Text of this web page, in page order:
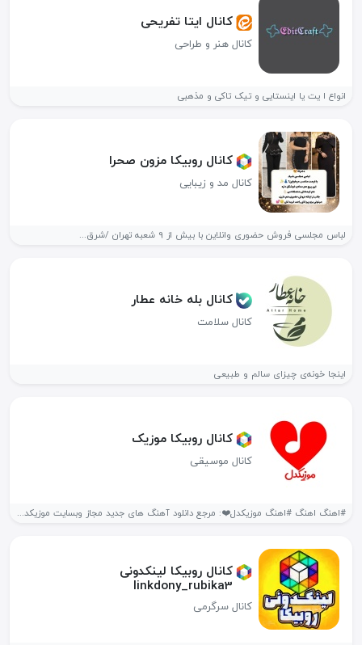
کانال ایتا تفریحی
کانال هنر و طراحی
انواع ا یت یا اینستایی و تیک تاکی و مذهبی
کانال روبیکا مزون صحرا
کانال مد و زیبایی
لباس مجلسی فروش حضوری وانلاین با بیش از 9 شعبه تهران /شرق...
کانال بله خانه عطار
کانال سلامت
اینجا خونه‌ی چیزای سالم و طبیعی
کانال روبیکا موزیک
کانال موسیقی
#اهنگ اهنگ #اهنگ موزیکدل❤️: مرجع دانلود آهنگ های جدید مجاز وبسایت موزیکدل:...
کانال روبیکا لینکدونی
linkdony_rubika3
کانال سرگرمی